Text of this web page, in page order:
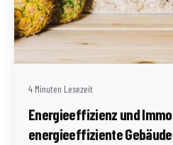
Geschrieben von
Redaktion
Land
4 Minuten Lesezeit
Energieeffizienz und
energieeffiziente